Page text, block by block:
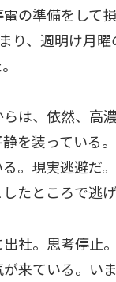
の準備をして損
り、週明け月
は、依然、高
を装っている
。現実逃避だ。
たところで逃げ
社。思考停止
来ている。い